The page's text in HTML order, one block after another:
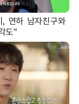
연하 남자친구와
도"